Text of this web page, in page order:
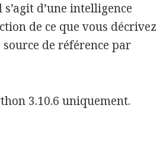
d’une intelligence
de ce que vous décrivez
de référence par
3.10.6 uniquement.